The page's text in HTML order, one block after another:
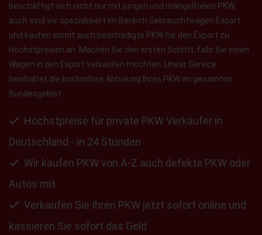
beschäftigt sich nicht nur mit jungen und mängelfreien PKW,
auch sind wir spezialisiert im Bereich Gebrauchtwagen Export
und kaufen somit auch beschädigte PKW für den Export zu
Höchstpreisen an. Machen Sie den ersten Schritt, falls Sie einen
Wagen in den Export verkaufen möchten. Unser Service
beinhaltet die kostenlose Abholung Ihres PKW im gesamten
Bundesgebiet.
Höchstpreise für private PKW Verkäufer in
Deutschland - in 24 Stunden
Wir kaufen PKW von A-Z auch defekte PKW oder
Autos mit
Verkaufen Sie Ihren PKW jetzt sofort online und
kassieren Sie sofort das Geld